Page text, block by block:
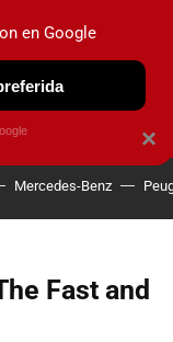
Mercedes-Benz
Fast and
×
en Google